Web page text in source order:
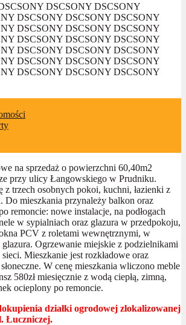
SONY DSCSONY DSCSONY
DSCSONY DSCSONY DSCSONY
DSCSONY DSCSONY DSCSONY
DSCSONY DSCSONY DSCSONY
DSCSONY DSCSONY DSCSONY
DSCSONY DSCSONY DSCSONY
DSCSONY DSCSONY DSCSONY
na sprzedaż o powierzchni 60,40m2
przy ulicy Łangowskiego w Prudniku.
z trzech osobnych pokoi, kuchni, łazienki z
Do mieszkania przynależy balkon oraz
remoncie: nowe instalacje, na podłogach
w sypialniach oraz glazura w przedpokoju,
okna PCV z roletami wewnętrznymi, w
glazura. Ogrzewanie miejskie z podzielnikami
sieci. Mieszkanie jest rozkładowe oraz
W cenę mieszkania wliczono meble
580zł miesięcznie z wodą ciepłą, zimną,
ocieplony po remoncie.
działki ogrodowej zlokalizowanej
Łuczniczej.